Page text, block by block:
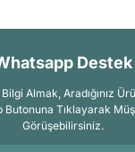
Destek
Almak, Aradığınız
Butonuna Tıklayarak
Görüşebilirsiniz.